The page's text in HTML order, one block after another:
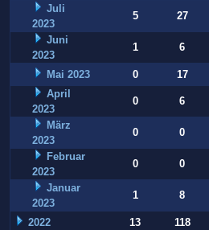
Juli
2023
5 27
Juni
2023
1 6
Mai 2023 0 17
April
2023
0 6
März
2023
0 0
Februar
2023
0 0
Januar
2023
1 8
2022 13 118